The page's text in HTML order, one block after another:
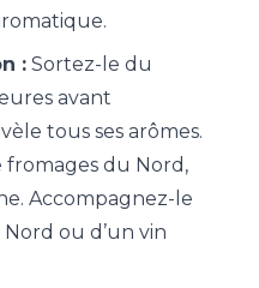
: Sortez-le du
avant
tous ses arômes.
du Nord,
Accompagnez-le
ou d’un vin